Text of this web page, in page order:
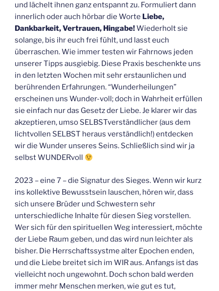
und lächelt ihnen ganz entspannt zu. Formuliert dann
innerlich oder auch hörbar die Worte Liebe,
Dankbarkeit, Vertrauen, Hingabe!Wiederholt sie
solange, bis ihr euch frei fühlt, und lasst euch
überraschen. Wie immer testen wir Fahrnows jeden
unserer Tipps ausgiebig. Diese Praxis beschenkte uns
in den letzten Wochen mit sehr erstaunlichen und
berührenden Erfahrungen. “Wunderheilungen”
erscheinen uns Wunder-voll; doch in Wahrheit erfüllen
sie einfach nur das Gesetz der Liebe. Je klarer wir das
akzeptieren, umso SELBSTverständlicher (aus dem
lichtvollen SELBST heraus verständlich!) entdecken
wir die Wunder unseres Seins. Schließlich sind wir ja
selbst WUNDERvoll
2023 – eine 7 – die Signatur des Sieges. Wenn wir kurz
ins kollektive Bewusstsein lauschen, hören wir, dass
sich unsere Brüder und Schwestern sehr
unterschiedliche Inhalte für diesen Sieg vorstellen.
Wer sich für den spirituellen Weg interessiert, möchte
der Liebe Raum geben, und das wird nun leichter als
bisher. Die Herrschaftssystme alter Epochen enden,
und die Liebe breitet sich im WIR aus. Anfangs ist das
vielleicht noch ungewohnt. Doch schon bald werden
immer mehr Menschen merken, wie gut es tut,